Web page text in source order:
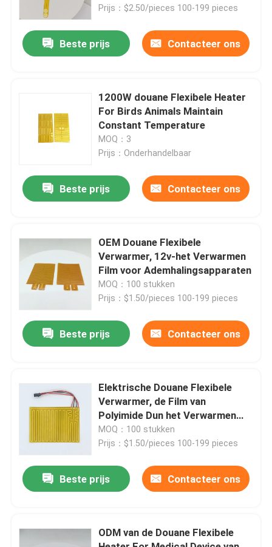
Huis
Video's
Ongeveer ons
Fabrieksreis
Kwaliteitscontrole
Nieuws
Verzoek om een Citaat
Pi-Filmverwarmer
Prijs：$2.50/pieces 100-199 pieces
Beste prijs Contacteer ons
1200W douane Flexibele Heater
For Birds Animals Maintain
Constant Temperature
MOQ：3
Prijs：Onderhandelbaar
Beste prijs Contacteer ons
OEM Douane Flexibele
Verwarmer, 12v-het Verwarmen
Film voor Ademhalingsapparaten
MOQ：100 stukken
Prijs：$1.50/pieces 100-199 pieces
Beste prijs Contacteer ons
Elektrische Douane Flexibele
Verwarmer, de Film van
Polyimide Dun het Verwarmen
Element 0.1mm Dikte
MOQ：100 stukken
Prijs：$1.50/pieces 100-199 pieces
Beste prijs Contacteer ons
ODM van de Douane Flexibele